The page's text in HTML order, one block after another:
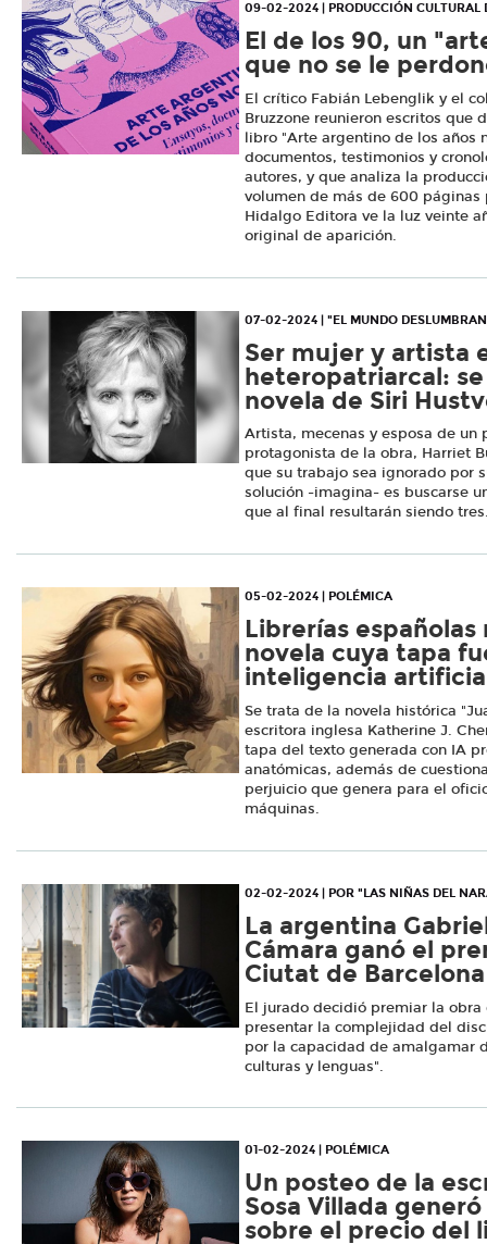
09-02-2024 | PRODUCCIÓN CULTURAL
El de los 90, un
que no se le
El crítico Fabián Lebenglik y el
Bruzzone reunieron escritos que
libro "Arte argentino de los años
documentos, testimonios y
autores, y que analiza la
volumen de más de 600
Hidalgo Editora ve la luz veinte
original de aparición.
07-02-2024 | "EL MUNDO
Ser mujer y artista
heteropatriarcal:
novela de Siri
Artista, mecenas y esposa de un
protagonista de la obra, Harriet
que su trabajo sea ignorado por
solución -imagina- es buscarse
que al final resultarán siendo
05-02-2024 | POLÉMICA
Librerías
novela cuya tapa
inteligencia
Se trata de la novela histórica
escritora inglesa Katherine J.
tapa del texto generada con IA
anatómicas, además de
perjuicio que genera para el
máquinas.
02-02-2024 | POR "LAS NIÑAS DEL
La argentina
Cámara ganó el
Ciutat de Barcelona
El jurado decidió premiar la obra
presentar la complejidad del
por la capacidad de amalgamar
culturas y lenguas".
01-02-2024 | POLÉMICA
Un posteo de la
Sosa Villada
sobre el precio del